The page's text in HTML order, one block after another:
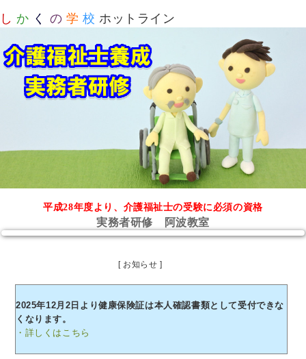
し か く の 学 校 ホットライン
平成28年度より、介護福祉士の受験に必須の資格
実務者研修 阿波教室
[ お知らせ ]
2025年12月2日より健康保険証は本人確認書類として受付できな
くなります。
・詳しくはこちら